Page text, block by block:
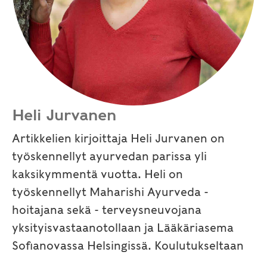
Heli Jurvanen
Artikkelien kirjoittaja Heli Jurvanen on
työskennellyt ayurvedan parissa yli
kaksikymmentä vuotta. Heli on
työskennellyt Maharishi Ayurveda -
hoitajana sekä - terveysneuvojana
yksityisvastaanotollaan ja Lääkäriasema
Sofianovassa Helsingissä. Koulutukseltaan